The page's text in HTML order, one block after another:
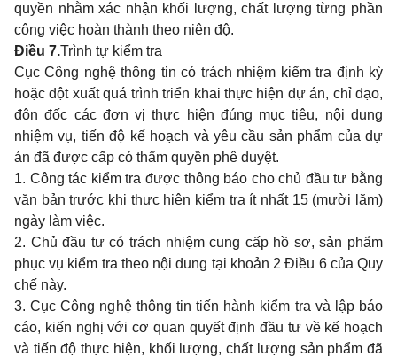
quyền nhằm xác nhận khối lượng, chất lượng từng phần
công việc hoàn thành theo niên độ.
Điều 7.Trình tự kiểm tra
Cục Công nghệ thông tin có trách nhiệm kiểm tra định kỳ
hoặc đột xuất quá trình triển khai thực hiện dự án, chỉ đạo,
đôn đốc các đơn vị thực hiện đúng mục tiêu, nội dung
nhiệm vụ, tiến độ kế hoạch và yêu cầu sản phẩm của dự
án đã được cấp có thẩm quyền phê duyệt.
1. Công tác kiểm tra được thông báo cho chủ đầu tư bằng
văn bản trước khi thực hiện kiểm tra ít nhất 15 (mười lăm)
ngày làm việc.
2. Chủ đầu tư có trách nhiệm cung cấp hồ sơ, sản phẩm
phục vụ kiểm tra theo nội dung tại khoản 2 Điều 6 của Quy
chế này.
3. Cục Công nghệ thông tin tiến hành kiểm tra và lập báo
cáo, kiến nghị với cơ quan quyết định đầu tư về kế hoạch
và tiến độ thực hiện, khối lượng, chất lượng sản phẩm đã